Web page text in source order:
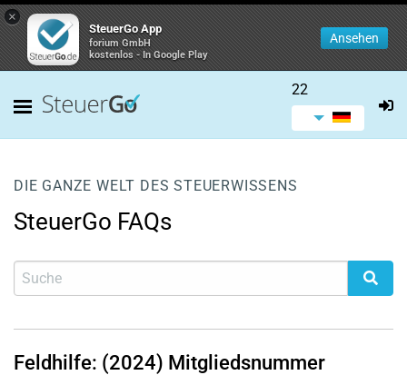
×
SteuerGo App
forium GmbH
kostenlos - In Google Play
Ansehen
22
DIE GANZE WELT DES STEUERWISSENS
SteuerGo FAQs
Feldhilfe: (2024) Mitgliedsnummer